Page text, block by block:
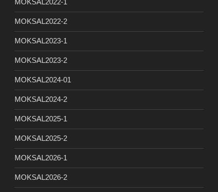
MOKSAL2022-1
MOKSAL2022-2
MOKSAL2023-1
MOKSAL2023-2
MOKSAL2024-01
MOKSAL2024-2
MOKSAL2025-1
MOKSAL2025-2
MOKSAL2026-1
MOKSAL2026-2